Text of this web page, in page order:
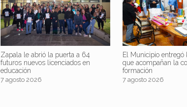
Zapala le abrió la puerta a 64
futuros nuevos licenciados en
educación
7 agosto 2026
El Municipio entregó
que acompañan la
formación
7 agosto 2026